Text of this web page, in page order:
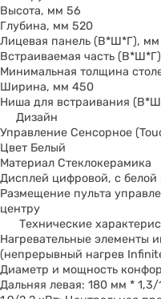
Высота, мм 56
Глубина, мм 520
Лицевая панель (В*Ш*Г),
Встраиваемая часть
Минимальная толщина
Ширина, мм 450
Ниша для встраивания
Дизайн
Управление Сенсорное
Цвет Белый
Материал Стеклокерамика
Дисплей цифровой, с белой
Размещение пульта
центру
Технические
Нагревательные элементы
(непрерывный нагрев
Диаметр и мощность
Дальняя левая: 180 мм *